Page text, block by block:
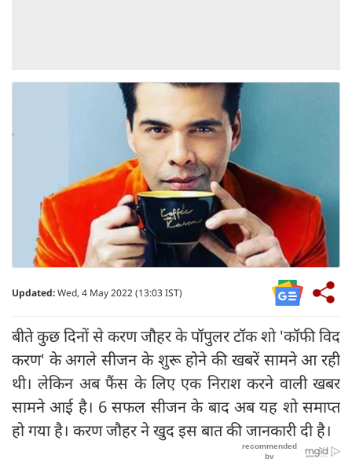
Updated:Wed, 4 May 2022 (13:03 IST)
बीते कुछ दिनों से करण जौहर के पॉपुलर टॉक शो 'कॉफी विद
करण' के अगले सीजन के शुरू होने की खबरें सामने आ रही
थी। लेकिन अब फैंस के लिए एक निराश करने वाली खबर
सामने आई है। 6 सफल सीजन के बाद अब यह शो समाप्त
हो गया है। करण जौहर ने खुद इस बात की जानकारी दी है।